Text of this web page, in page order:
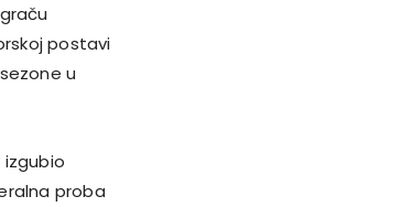
postavi
u
izgubio
proba